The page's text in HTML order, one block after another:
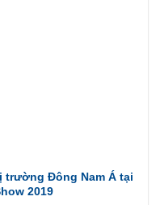
trường Đông Nam Á tại
2019